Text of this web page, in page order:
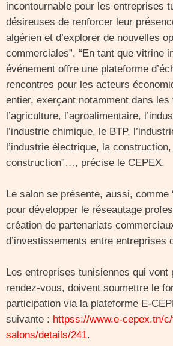
incontournable pour les entreprises
désireuses de renforcer leur
algérien et d’explorer de nouvelles
commerciales”. “En tant que vitrine
événement offre une plateforme
rencontres pour les acteurs
entier, exerçant notamment dans les
l’agriculture, l’agroalimentaire,
l’industrie chimique, le BTP,
l’industrie électrique, la
construction”…, précise le CEPEX.
Le salon se présente, aussi, comme
pour développer le réseautage
création de partenariats
d’investissements entre entreprises
Les entreprises tunisiennes qui vont
rendez-vous, doivent soumettre le
participation via la plateforme E-
suivante : httpss://www.e-cepex.tn/
salons/details/241.